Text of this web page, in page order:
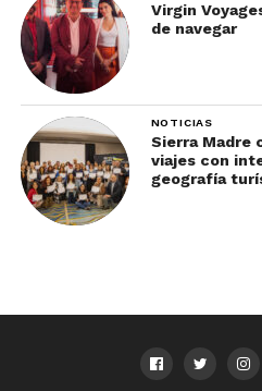
Virgin
de navegar
NOTICIAS
Sierra Madre
viajes con
geografía